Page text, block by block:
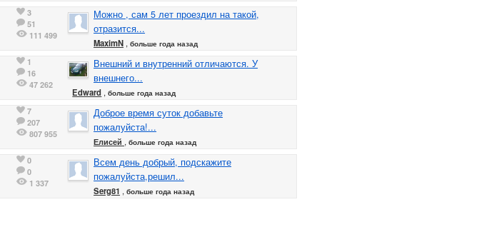
3
51
111 499
Можно , сам 5 лет проездил на такой,
отразится...
MaximN ,больше года назад
1
16
47 262
Внешний и внутренний отличаются. У
внешнего...
Edward ,больше года назад
7
207
807 955
Доброе время суток добавьте
пожалуйста!...
Елисей ,больше года назад
0
0
1 337
Всем день добрый, подскажите
пожалуйста,решил...
Serg81 ,больше года назад